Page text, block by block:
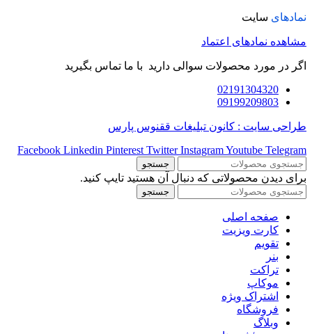
نمادهای سایت
مشاهده نمادهای اعتماد
اگر در مورد محصولات سوالی دارید با ما تماس بگیرید
02191304320
09199209803
طراحی سایت : کانون تبلیغات ققنوس پارس
Facebook Linkedin Pinterest Twitter InstagramYoutube Telegram
جستجو
برای دیدن محصولاتی که دنبال آن هستید تایپ کنید.
جستجو
صفحه اصلی
کارت ویزیت
تقویم
بنر
تراکت
موکاپ
اشتراک ویژه
فروشگاه
وبلاگ